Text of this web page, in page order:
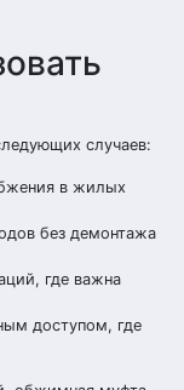
случаев:
в жилых
без демонтажа
где важна
доступом, где